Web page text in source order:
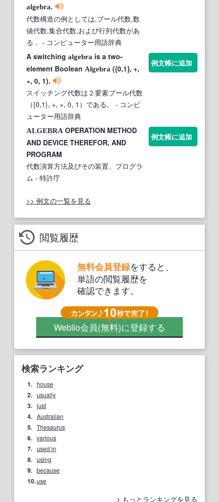
algebra.
代数構造の例としては,ブール代数,数
値代数,集合代数,および行列代数があ
る． - コンピューター用語辞典
A switching algebra is a two-
element Boolean Algebra ({0,1}, +,
×, 0, 1).
スイッチング代数は２要素ブール代数
（{0,1}, +, ×, 0, 1）である。
- コンピ
ューター用語辞典
例文帳に追加
ALGEBRA OPERATION METHOD
AND DEVICE THEREFOR, AND
PROGRAM
代数演算方法及びその装置、プログラ
ム - 特許庁
例文帳に追加
>> 例文の一覧を見る
閲覧履歴
無料会員登録をすると、
単語の閲覧履歴を
確認できます。
Weblio会員(無料)に登録する
検索ランキング
1. house
2. usually
3. just
4. Australian
5. Thesaurus
6. various
7. used in
8. using
9. because
10.use
もっとランキングを見る